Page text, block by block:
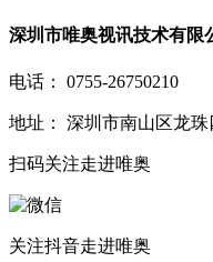
深圳市唯奥视讯技术有限
电话： 0755-26750210
地址： 深圳市南山区龙珠
扫码关注走进唯奥
关注抖音走进唯奥